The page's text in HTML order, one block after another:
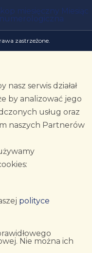
miesięczny Miesiąc
zastrzeżone.
serwis działał
by analizować jego
usług oraz
naszych Partnerów
polityce
Nie można ich